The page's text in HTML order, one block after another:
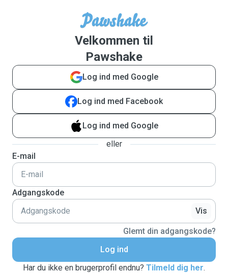
Velkommen til
Pawshake
Log ind med Google
Log ind med Facebook
Log ind med Google
eller
E-mail
Adgangskode
Vis
Glemt din adgangskode?
Log ind
Har du ikke en brugerprofil endnu? Tilmeld dig her.